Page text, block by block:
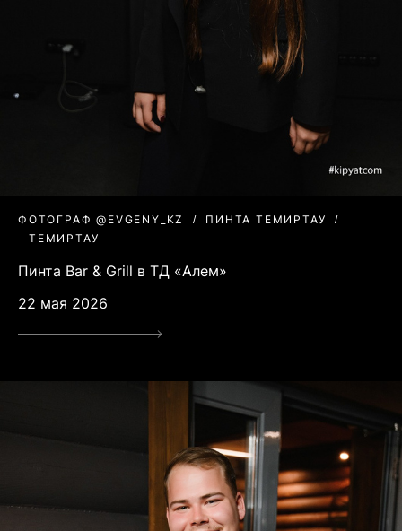
ФОТОГРАФ @EVGENY_KZ
ПИНТА ТЕМИРТАУ
ТЕМИРТАУ
Пинта Bar & Grill в ТД «Алем»
22 мая 2026